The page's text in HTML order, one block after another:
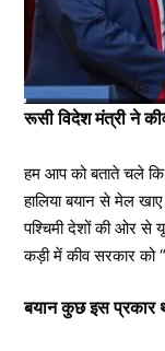
रूसी विदेश मंत्री ने
हम आप को बताते चले
हालिया बयान से मेल
पश्चिमी देशों की ओर से
कड़ी में कीव सरकार को
बयान कुछ इस प्रकार